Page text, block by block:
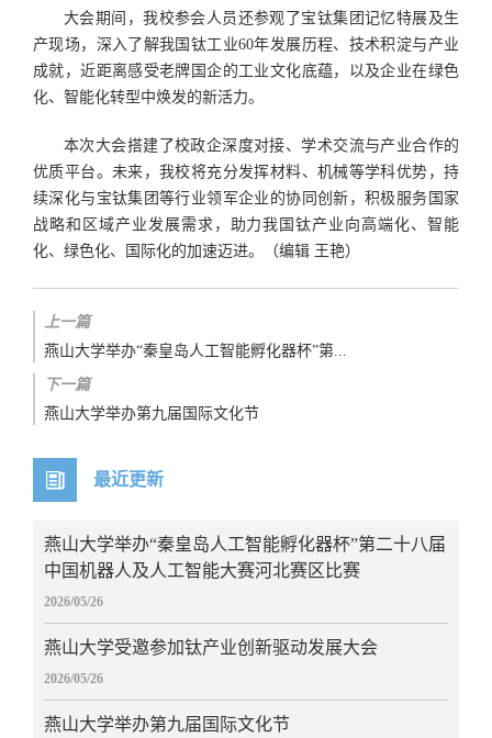
大会期间，我校参会人员还参观了宝钛集团记忆特展及生
产现场，深入了解我国钛工业60年发展历程、技术积淀与产业
成就，近距离感受老牌国企的工业文化底蕴，以及企业在绿色
化、智能化转型中焕发的新活力。
本次大会搭建了校政企深度对接、学术交流与产业合作的
优质平台。未来，我校将充分发挥材料、机械等学科优势，持
续深化与宝钛集团等行业领军企业的协同创新，积极服务国家
战略和区域产业发展需求，助力我国钛产业向高端化、智能
化、绿色化、国际化的加速迈进。（编辑 王艳）
上一篇
燕山大学举办“秦皇岛人工智能孵化器杯”第...
下一篇
燕山大学举办第九届国际文化节
最近更新
燕山大学举办“秦皇岛人工智能孵化器杯”第二十八届
中国机器人及人工智能大赛河北赛区比赛
2026/05/26
燕山大学受邀参加钛产业创新驱动发展大会
2026/05/26
燕山大学举办第九届国际文化节